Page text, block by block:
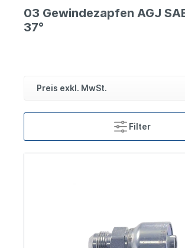
03 Gewindezapfen AGJ
37°
Preis exkl. MwSt.
Filter